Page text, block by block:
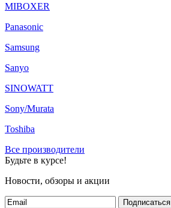
MIBOXER
Panasonic
Samsung
Sanyo
SINOWATT
Sony/Murata
Toshiba
Все производители
Будьте в курсе!
Новости, обзоры и акции
Подписаться